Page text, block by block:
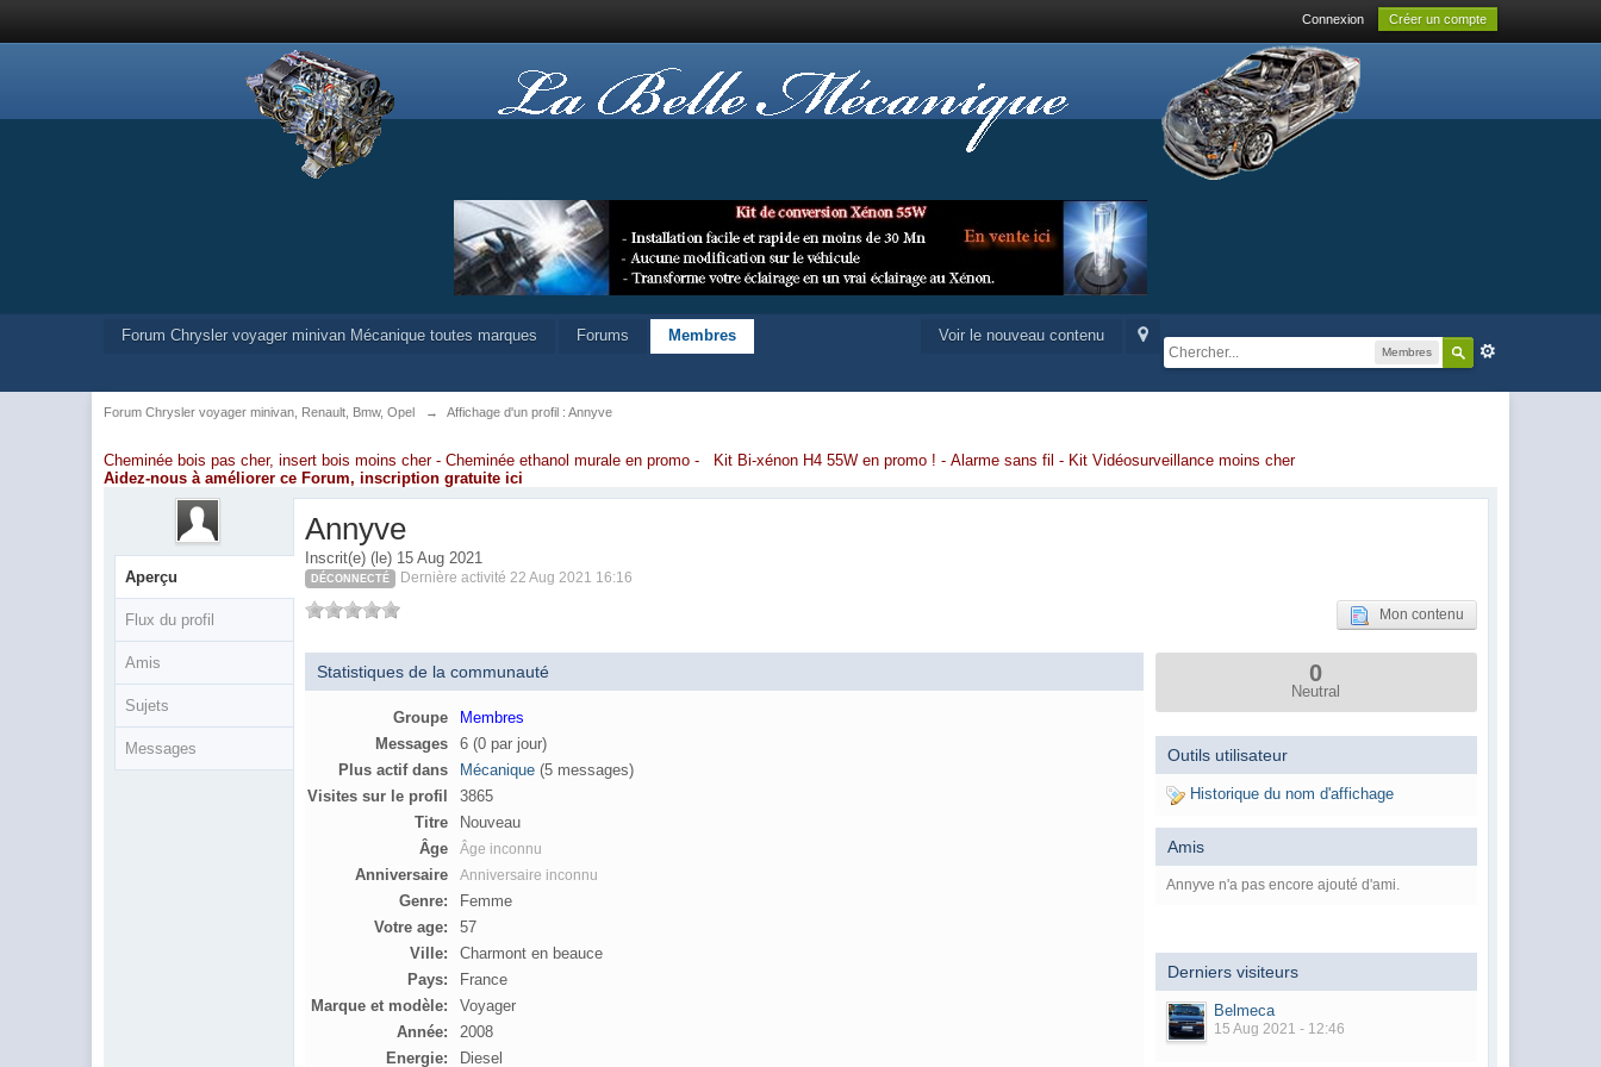
Connexion Créer un compte
Membres
Voir le nouveau contenu
Forum Chrysler voyager minivan Mécanique toutes marques Forums Membres
Forum Chrysler voyager minivan, Renault, Bmw, Opel → Affichage d'un profil : Annyve
Cheminée bois pas cher, insert bois moins cher - Cheminée ethanol murale en promo - Kit Bi-xénon H4 55W en promo ! - Alarme sans fil- Kit Vidéosurveillance moins cher
Aidez-nous à améliorer ce Forum, inscription gratuite ici
Aperçu
Flux du profil
Amis
Sujets
Messages
Annyve
Inscrit(e) (le) 15 Aug 2021
DÉCONNECTÉ Dernière activité 22 Aug 2021 16:16
Mon contenu
Statistiques de la communauté
Groupe
Membres
Messages
6 (0 par jour)
Plus actif dans
Mécanique (5 messages)
Visites sur le profil
3865
Titre
Nouveau
Âge
Âge inconnu
Anniversaire Anniversaire inconnu
Genre:
Femme
Votre age:
57
Ville:
Charmont en beauce
Pays:
France
Marque et modèle:
Voyager
Année:
2008
Energie:
Diesel
0
Neutral
Outils utilisateur
Historique du nom d'affichage
Amis
Annyve n'a pas encore ajouté d'ami.
Derniers visiteurs
Belmeca
15 Aug 2021 - 12:46